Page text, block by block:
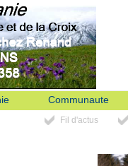
Communaute
Fil d'actus